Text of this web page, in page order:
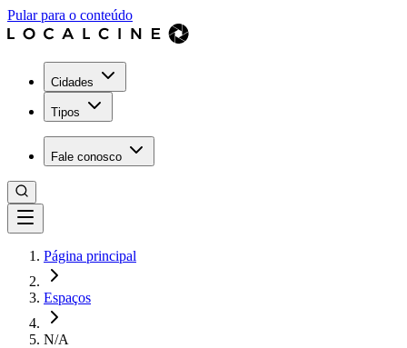
Pular para o conteúdo
Cidades
Tipos
Fale conosco
Página principal
Espaços
N/A